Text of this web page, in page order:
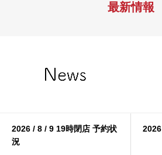
最新情報
2026 / 8 / 9 19時閉店 予約状
況